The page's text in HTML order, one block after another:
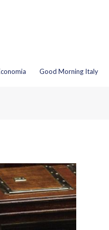
Good Morning Italy